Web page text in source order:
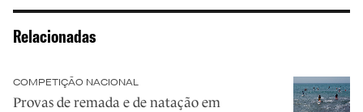
Relacionadas
COMPETIÇÃO NACIONAL
Provas de remada e de natação em